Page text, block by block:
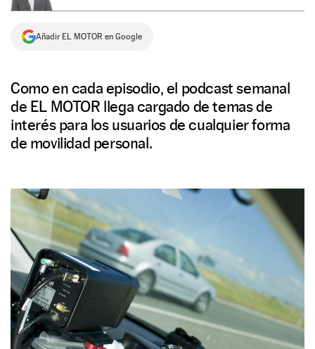
Añadir EL MOTOR en Google
Como en cada episodio, el podcast semanal
de EL MOTOR llega cargado de temas de
interés para los usuarios de cualquier forma
de movilidad personal.